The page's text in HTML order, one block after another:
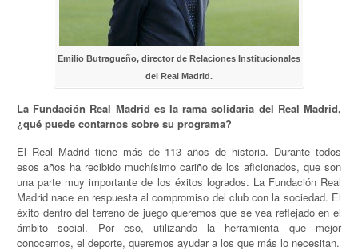
Emilio Butragueño, director de Relaciones Institucionales
del Real Madrid.
La Fundación Real Madrid es la rama solidaria del Real Madrid,
¿qué puede contarnos sobre su programa?
El Real Madrid tiene más de 113 años de historia. Durante todos
esos años ha recibido muchísimo cariño de los aficionados, que son
una parte muy importante de los éxitos logrados. La Fundación Real
Madrid nace en respuesta al compromiso del club con la sociedad. El
éxito dentro del terreno de juego queremos que se vea reflejado en el
ámbito social. Por eso, utilizando la herramienta que mejor
conocemos, el deporte, queremos ayudar a los que más lo necesitan.